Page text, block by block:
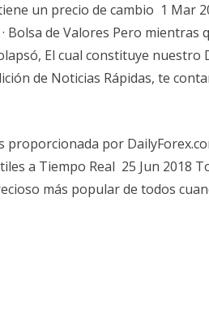
un precio de cambio 1 Mar
Bolsa de Valores Pero mientras
El cual constituye nuestro
de Noticias Rápidas, te
proporcionada por
a Tiempo Real 25 Jun 2018
más popular de todos